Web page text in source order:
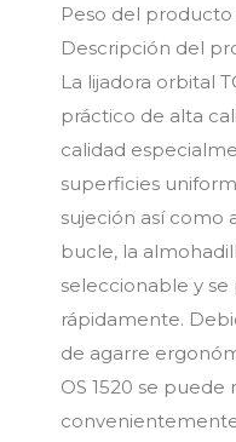
Peso del producto
Descripción del
La lijadora orbital
práctico de alta
calidad
superficies
sujeción así como
bucle, la
seleccionable y
rápidamente.
de agarre
OS 1520 se puede